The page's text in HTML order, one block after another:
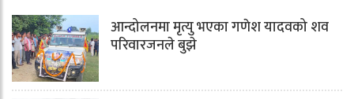
आन्दोलनमा मृत्यु भएका गणेश यादवको शव
परिवारजनले बुझे